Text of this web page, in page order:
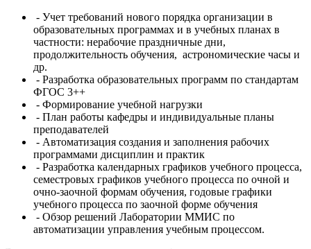
- Учет требований нового порядка организации в
образовательных программах и в учебных планах в
частности: нерабочие праздничные дни,
продолжительность обучения, астрономические часы и
др.
- Разработка образовательных программ по стандартам
ФГОС 3++
- Формирование учебной нагрузки
- План работы кафедры и индивидуальные планы
преподавателей
- Автоматизация создания и заполнения рабочих
программами дисциплин и практик
- Разработка календарных графиков учебного процесса,
семестровых графиков учебного процесса по очной и
очно-заочной формам обучения, годовые графики
учебного процесса по заочной форме обучения
- Обзор решений Лаборатории ММИС по
автоматизации управления учебным процессом.